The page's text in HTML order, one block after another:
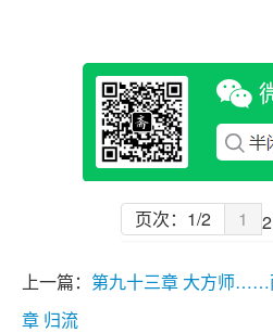
页次：1/2 1 2
上一篇： 第九十三章 大方师……
章 归流